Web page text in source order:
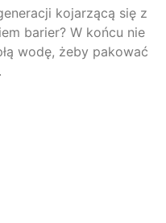
kojarzącą się z
barier? W końcu nie
wodę, żeby pakować